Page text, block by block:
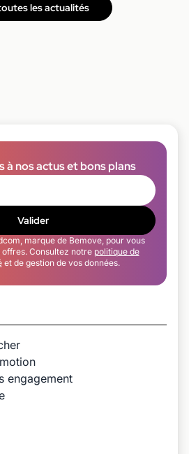
les actualités
à nos actus et bons plans
Valider
marque de Bemove, pour vous
Consultez notre politique de
et de gestion de vos données.
engagement